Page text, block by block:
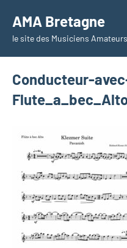
contenu
AMA Bretagne
le site des Musiciens
Conducteur-